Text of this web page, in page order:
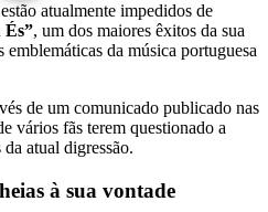
atualmente impedidos de
És”, um dos maiores êxitos da sua
emblemáticas da música portuguesa
de um comunicado publicado nas
vários fãs terem questionado a
atual digressão.
à sua vontade